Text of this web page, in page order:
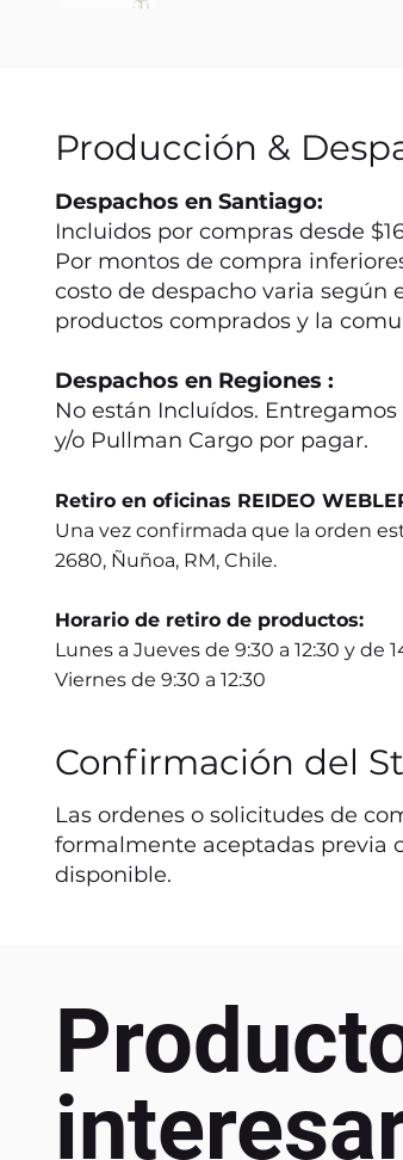
Producción &
Despachos en Santiago:
Incluidos por compras desde
Por montos de compra
costo de despacho varia según
productos comprados y la
Despachos en Regiones :
No están Incluídos.
y/o Pullman Cargo por pagar.
Retiro en oficinas REIDEO
Una vez confirmada que la orden
2680, Ñuñoa, RM, Chile.
Horario de retiro de productos:
Lunes a Jueves de 9:30 a 12:30 y de
Viernes de 9:30 a 12:30
Confirmación del
Las ordenes o solicitudes de
formalmente aceptadas previa
disponible.